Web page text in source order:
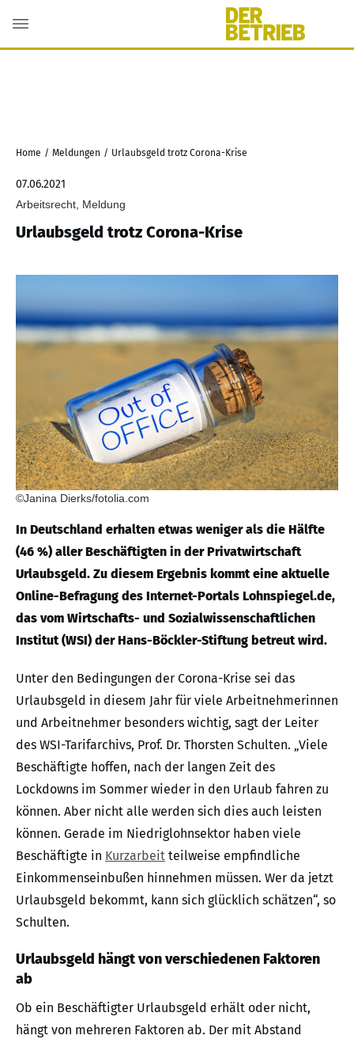
Home / Meldungen / Urlaubsgeld trotz Corona-Krise
07.06.2021
Arbeitsrecht, Meldung
Urlaubsgeld trotz Corona-Krise
©Janina Dierks/fotolia.com
In Deutschland erhalten etwas weniger als die Hälfte
(46 %) aller Beschäftigten in der Privatwirtschaft
Urlaubsgeld. Zu diesem Ergebnis kommt eine aktuelle
Online-Befragung des Internet-Portals Lohnspiegel.de,
das vom Wirtschafts- und Sozialwissenschaftlichen
Institut (WSI) der Hans-Böckler-Stiftung betreut wird.
Unter den Bedingungen der Corona-Krise sei das
Urlaubsgeld in diesem Jahr für viele Arbeitnehmerinnen
und Arbeitnehmer besonders wichtig, sagt der Leiter
des WSI-Tarifarchivs, Prof. Dr. Thorsten Schulten. „Viele
Beschäftigte hoffen, nach der langen Zeit des
Lockdowns im Sommer wieder in den Urlaub fahren zu
können. Aber nicht alle werden sich dies auch leisten
können. Gerade im Niedriglohnsektor haben viele
Beschäftigte in Kurzarbeit teilweise empfindliche
Einkommenseinbußen hinnehmen müssen. Wer da jetzt
Urlaubsgeld bekommt, kann sich glücklich schätzen“, so
Schulten.
Urlaubsgeld hängt von verschiedenen Faktoren
ab
Ob ein Beschäftigter Urlaubsgeld erhält oder nicht,
hängt von mehreren Faktoren ab. Der mit Abstand